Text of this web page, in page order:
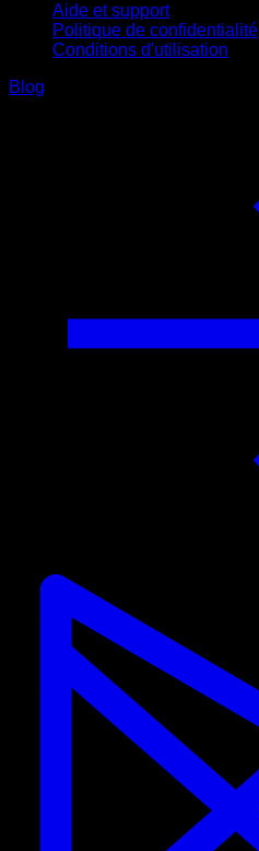
Aide et support
Politique de confidentialité
Conditions d'utilisation
Blog